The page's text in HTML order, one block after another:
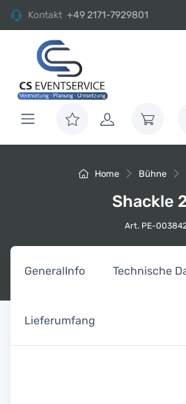
Kontakt +49 2171-7929801
Home Bühne
Shackle
Art. PE-
GeneralInfo Technische
Lieferumfang